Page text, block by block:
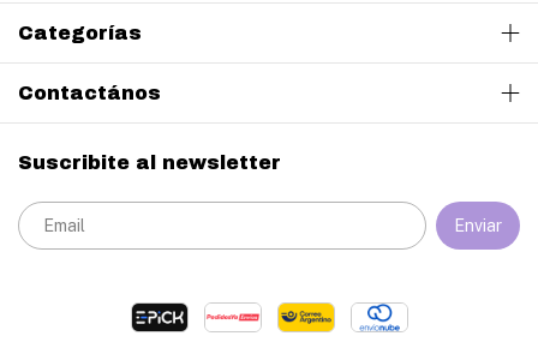
Categorías
Contactános
Suscribite al newsletter